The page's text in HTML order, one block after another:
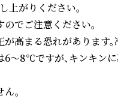
上がりください。
でご注意ください。
高まる恐れがあります
6〜8℃ですが、キンキ
。